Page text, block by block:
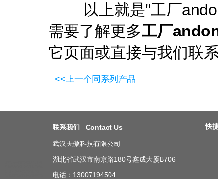
以上就是"工厂
需要了解更多工厂
它页面或直接与我们联
<<上一个同系列产品
联系我们 Contact Us
武汉天傲科技有限公司
湖北省武汉市南京路180号鑫成大厦B706
电话：13007194504
快